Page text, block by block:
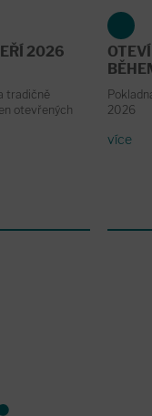
2026
tradičně
otevřených
2026
více